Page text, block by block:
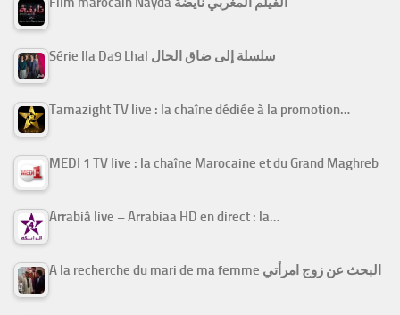
Série Ila Da9 Lhal سلسلة إلى ضاق الحال
Tamazight TV live : la chaîne dédiée à la promotion…
MEDI 1 TV live : la chaîne Marocaine et du Grand Maghreb
Arrabiâ live – Arrabiaa HD en direct : la…
A la recherche du mari de ma femme البحث عن زوج امرأتي